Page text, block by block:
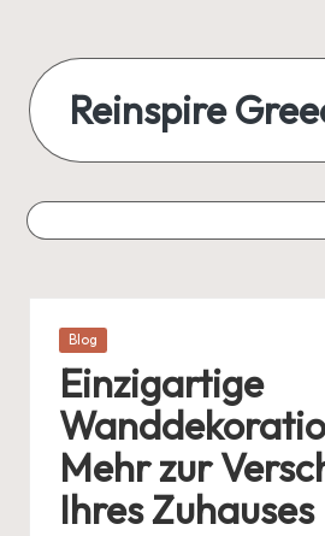
Reinspire
Posted
Blog
Einzigartige
Mehr zur
Ihres Zuhauses